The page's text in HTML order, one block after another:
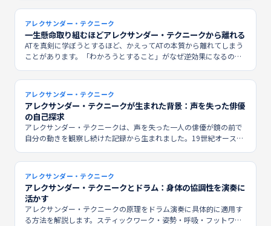
アレクサンダー・テクニーク
一生懸命取り組むほどアレクサンダー・テクニークから離れる
ATを真剣に学ぼうとするほど、かえってATの本質から離れてしまう
ことがあります。「わかろうとすること」がなぜ逆効果になるの
アレクサンダー・テクニーク
アレクサンダー・テクニークが生まれた背景：声を失った俳優
の自己探求
アレクサンダー・テクニークは、声を失った一人の俳優が鏡の前で
自分の動きを観察し続けた記録から生まれました。19世紀オースト
アレクサンダー・テクニーク
アレクサンダー・テクニークとドラム：身体の協調性を演奏に
活かす
アレクサンダー・テクニークの原理をドラム演奏に具体的に適用す
る方法を解説します。スティックワーク・姿勢・呼吸・フットワー